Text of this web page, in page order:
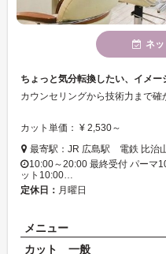
ネ
ちょっと気分転換したい、イメ
カット単価： ¥ 2,530～
最寄駅：JR 広島駅 電鉄 比治
10:00～20:00 最終受付 パー
ット10:00…
定休日： 月曜日
メニュー
カット 一般